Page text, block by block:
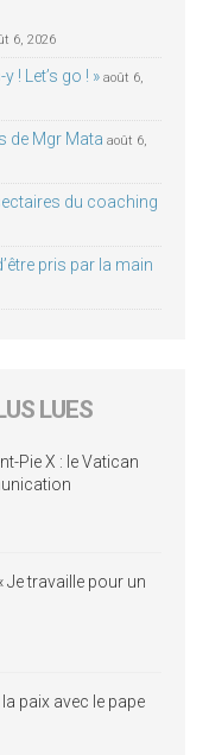
6, 2026
! Let’s go ! » août 6,
de Mgr Mata août 6,
du coaching
pris par la main
LUES
Pie X : le Vatican
Je travaille pour un
paix avec le pape